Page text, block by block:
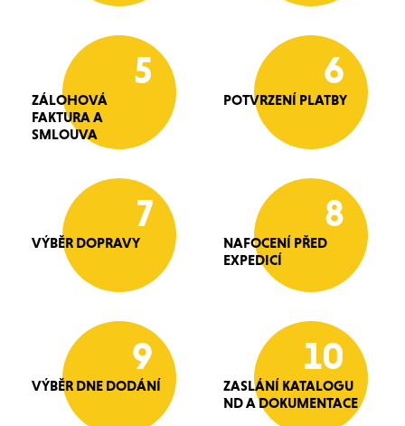
5
ZÁLOHOVÁ
FAKTURA A
SMLOUVA
6
POTVRZENÍ PLATBY
7
VÝBĚR DOPRAVY
8
NAFOCENÍ PŘED
EXPEDICÍ
9
VÝBĚR DNE DODÁNÍ
10
ZASLÁNÍ KATALOGU
ND A DOKUMENTACE